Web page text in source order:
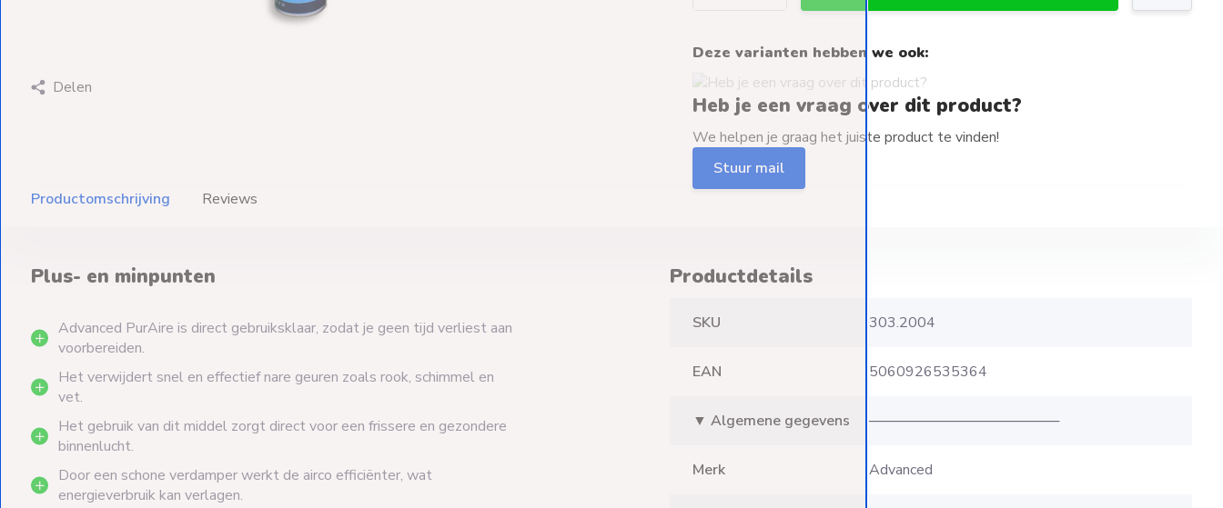
Delen
Deze varianten hebben we ook:
Heb je een vraag over dit product?
We helpen je graag het juiste product te vinden!
Stuur mail
Productomschrijving
Reviews
Plus- en minpunten
Advanced PurAire is direct gebruiksklaar, zodat je geen tijd verliest aan
voorbereiden.
Het verwijdert snel en effectief nare geuren zoals rook, schimmel en
vet.
Het gebruik van dit middel zorgt direct voor een frissere en gezondere
binnenlucht.
Door een schone verdamper werkt de airco efficiënter, wat
energieverbruik kan verlagen.
Productdetails
SKU 303.2004
EAN 5060926535364
▼ Algemene gegevens ───────────────────
Merk Advanced